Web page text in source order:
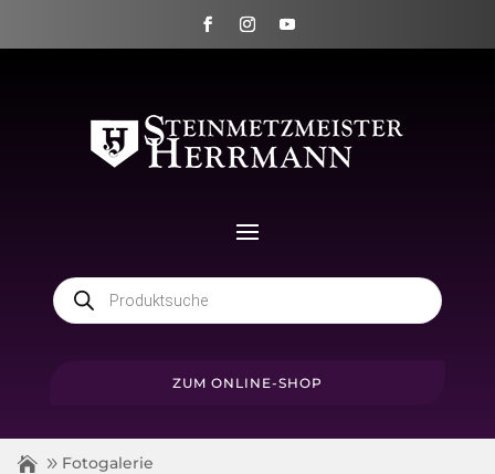
Products
search
ZUM ONLINE-SHOP
Fotogalerie